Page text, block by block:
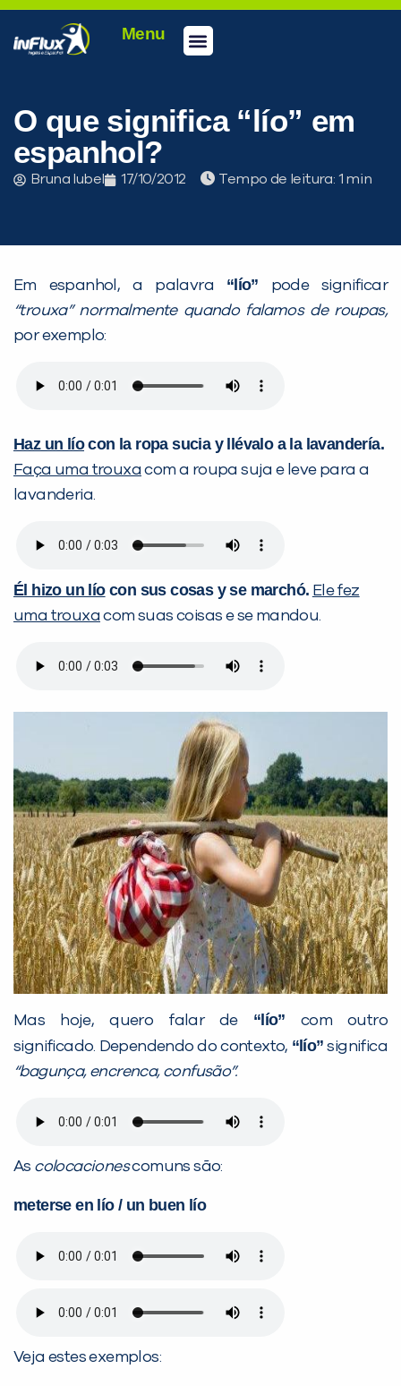
Menu
O que significa “lío” em
espanhol?
Bruna Iubel 17/10/2012 Tempo de leitura:
Em espanhol, a palavra “lío” pode significar
“trouxa” normalmente quando falamos de roupas,
por exemplo:
Haz un líocon la ropa sucia y llévalo a la lavandería.
Faça uma trouxa com a roupa suja e leve para a
lavanderia.
Él hizo un líocon sus cosas y se marchó. Ele fez
uma trouxa com suas coisas e se mandou.
Mas hoje, quero falar de “lío” com outro
significado. Dependendo do contexto, “lío” significa
“bagunça, encrenca, confusão”.
As colocacionescomuns são:
meterse en lío / un buen lío
Veja estes exemplos: